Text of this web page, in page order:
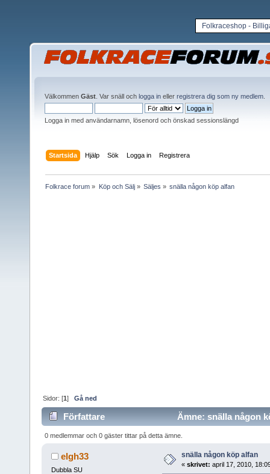
Folkraceshop -
Välkommen Gäst . Var snäll och logga in eller registrera dig som ny medlem
Logga in med användarnamn, lösenord och önskad sessionslängd
Startsida Hjälp Sök Logga in Registrera
Folkrace forum » Köp och Sälj» Säljes » snälla någon köp alfan
Sidor: [1]Gå ned
Författare Ämne: snälla någon
0 medlemmar och 0 gäster tittar på detta ämne.
elgh33
Dubbla SU
snälla någon köp alfan
« skrivet: april 17, 2010,